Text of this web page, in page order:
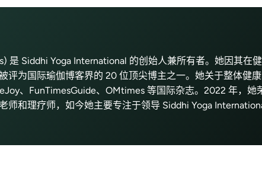
是 Siddhi Yoga International 的创始人兼所有者。她因其在
评为国际瑜伽博客界的 20 位顶尖博主之一。她关于整体健
、FunTimesGuide、OMtimes 等国际杂志。2022 年，她
师和理疗师，如今她主要专注于领导 Siddhi Yoga